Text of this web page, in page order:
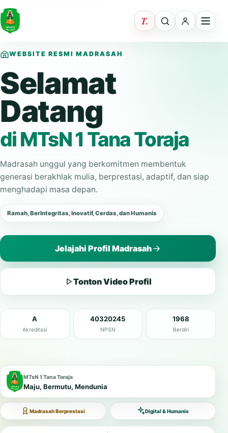
WEBSITE RESMI MADRASAH
Selamat
Datang
di MTsN 1 Tana Toraja
Madrasah unggul yang berkomitmen membentuk
generasi berakhlak mulia, berprestasi, adaptif, dan siap
menghadapi masa depan.
Ramah, BerIntegritas, Inovatif, Cerdas, dan Humanis
Jelajahi Profil Madrasah
Tonton Video Profil
A
Akreditasi
40320245
NPSN
1968
Berdiri
MTsN 1 Tana Toraja
Maju, Bermutu, Mendunia
Madrasah Berprestasi Digital & Humanis